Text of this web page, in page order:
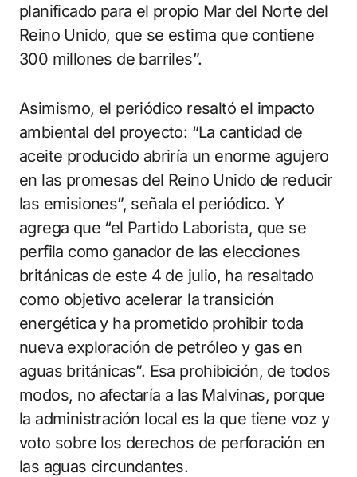
planificado para el propio Mar del Norte del
Reino Unido, que se estima que contiene
300 millones de barriles”.
Asimismo, el periódico resaltó el impacto
ambiental del proyecto: “La cantidad de
aceite producido abriría un enorme agujero
en las promesas del Reino Unido de reducir
las emisiones”, señala el periódico. Y
agrega que “el Partido Laborista, que se
perfila como ganador de las elecciones
británicas de este 4 de julio, ha resaltado
como objetivo acelerar la transición
energética y ha prometido prohibir toda
nueva exploración de petróleo y gas en
aguas británicas”. Esa prohibición, de todos
modos, no afectaría a las Malvinas, porque
la administración local es la que tiene voz y
voto sobre los derechos de perforación en
las aguas circundantes.